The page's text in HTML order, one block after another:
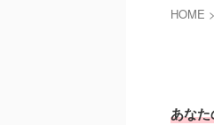
HOME >
あな